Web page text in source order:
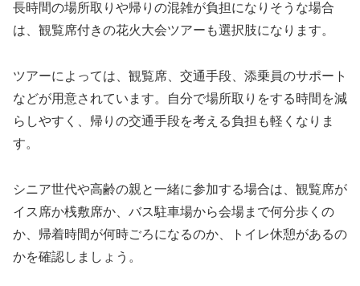
長時間の場所取りや帰りの混雑が負担になりそうな場合
は、観覧席付きの花火大会ツアーも選択肢になります。
ツアーによっては、観覧席、交通手段、添乗員のサポート
などが用意されています。自分で場所取りをする時間を減
らしやすく、帰りの交通手段を考える負担も軽くなりま
す。
シニア世代や高齢の親と一緒に参加する場合は、観覧席が
イス席か桟敷席か、バス駐車場から会場まで何分歩くの
か、帰着時間が何時ごろになるのか、トイレ休憩があるの
かを確認しましょう。